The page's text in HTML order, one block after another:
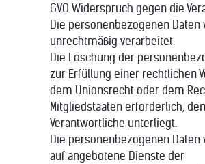
GVO Widerspruch gegen die
Die personenbezogenen Daten
unrechtmäßig verarbeitet.
Die Löschung der
zur Erfüllung einer rechtlichen
dem Unionsrecht oder dem
Mitgliedstaaten erforderlich,
Verantwortliche unterliegt.
Die personenbezogenen Daten
auf angebotene Dienste der